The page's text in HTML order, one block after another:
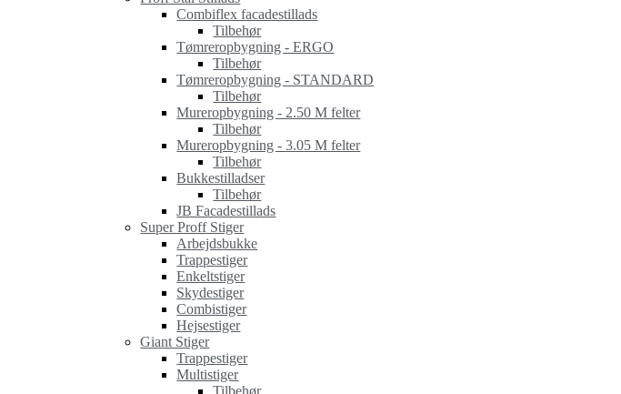
Combiflex facadestillads
Tilbehør
Tømreropbygning - ERGO
Tilbehør
Tømreropbygning - STANDARD
Tilbehør
Mureropbygning - 2.50 M felter
Tilbehør
Mureropbygning - 3.05 M felter
Tilbehør
Bukkestilladser
Tilbehør
JB Facadestillads
Super Proff Stiger
Arbejdsbukke
Trappestiger
Enkeltstiger
Skydestiger
Combistiger
Hejsestiger
Giant Stiger
Trappestiger
Multistiger
Tilbehør